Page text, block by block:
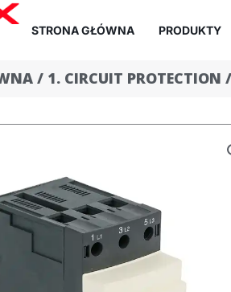
STRONA GŁÓWNA PRODUKTY
/ 1. CIRCUIT PROTECTION /